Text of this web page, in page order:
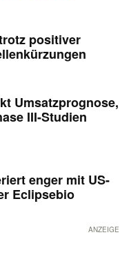
positiver
Umsatzprognose,
III-Studien
enger mit US-
Eclipsebio
ANZEIGE